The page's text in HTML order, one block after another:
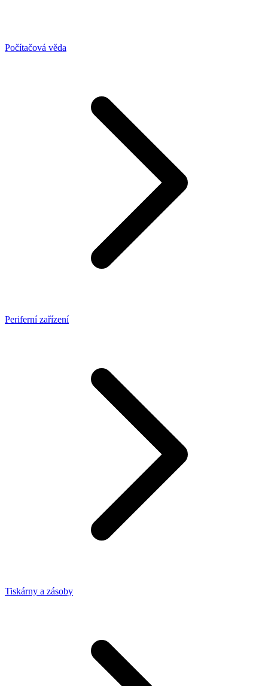
Počítačová věda
Periferní zařízení
Tiskárny a zásoby